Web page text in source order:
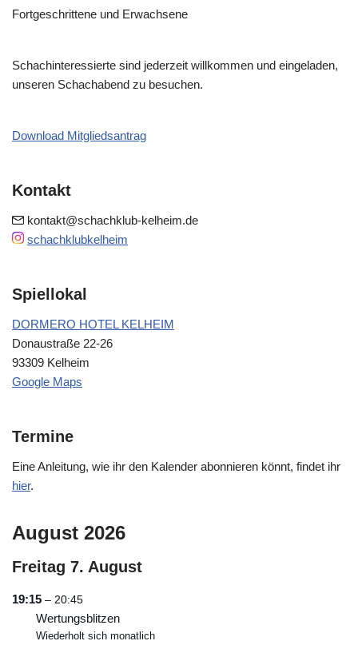
Fortgeschrittene und Erwachsene
Schachinteressierte sind jederzeit willkommen und eingeladen,
unseren Schachabend zu besuchen.
Download Mitgliedsantrag
Kontakt
kontakt@schachklub-kelheim.de
schachklubkelheim
Spiellokal
DORMERO HOTEL KELHEIM
Donaustraße 22-26
93309 Kelheim
Google Maps
Termine
Eine Anleitung, wie ihr den Kalender abonnieren könnt, findet ihr
hier.
August 2026
Freitag 7. August
19:15 – 20:45
Wertungsblitzen
Wiederholt sich monatlich